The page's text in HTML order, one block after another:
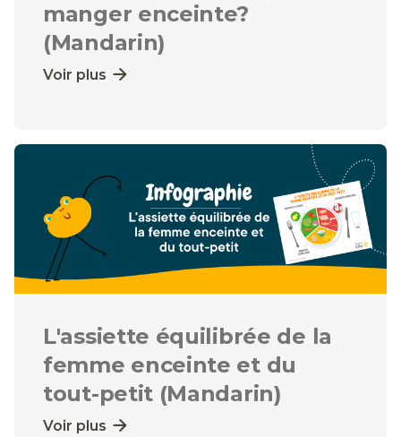
manger enceinte?
(Mandarin)
Voir plus
L'assiette équilibrée de la
femme enceinte et du
tout-petit (Mandarin)
Voir plus